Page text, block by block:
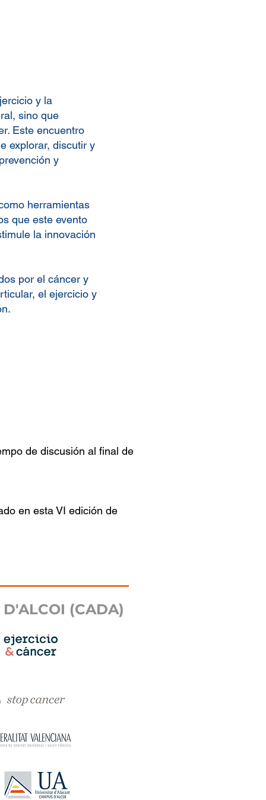
y la
sino que
Este encuentro
explorar, discutir y
y
herramientas
que este evento
la innovación
por el cáncer y
el ejercicio y
de discusión al final de
en esta VI edición de
D'ALCOI (CADA)